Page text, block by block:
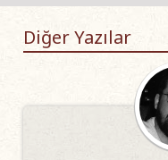
Diğer Yazılar